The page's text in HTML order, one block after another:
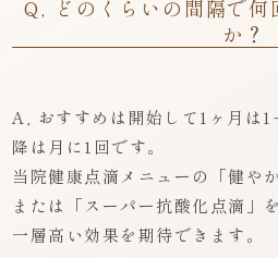
Q, どのくらいの間隔で何
か？
A, おすすめは開始して1ヶ月は
降は月に1回です。
当院健康点滴メニューの「健や
または「スーパー抗酸化点滴」
一層高い効果を期待できます。